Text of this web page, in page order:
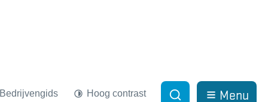
Bedrijvengids Hoog contrast Menu